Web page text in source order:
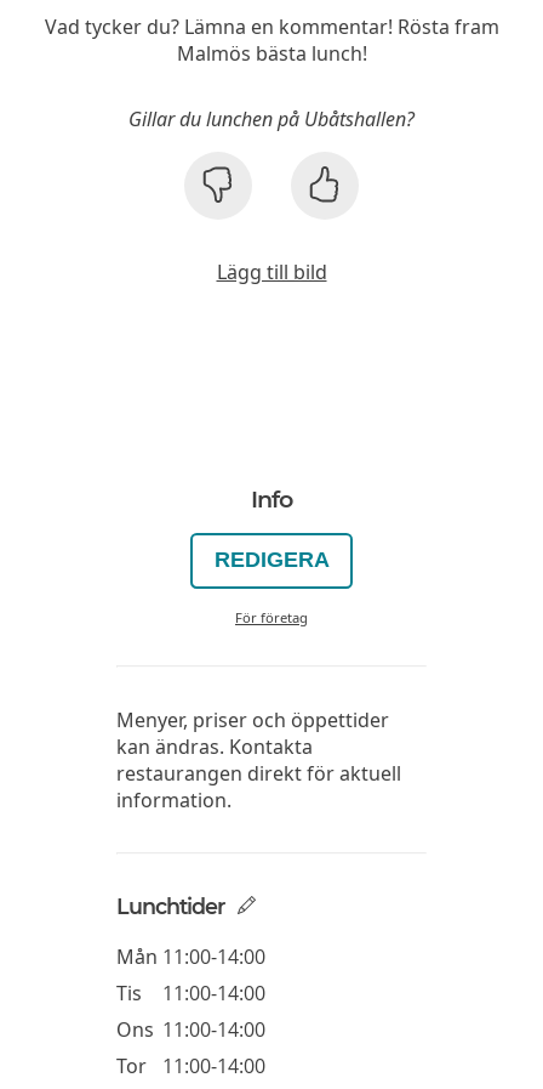
Vad tycker du? Lämna en kommentar! Rösta fram
Malmös bästa lunch!
Gillar du lunchen på Ubåtshallen?
Lägg till bild
Info
REDIGERA
För företag
Menyer, priser och öppettider
kan ändras. Kontakta
restaurangen direkt för aktuell
information.
Lunchtider
Mån 11:00-14:00
Tis
11:00-14:00
Ons 11:00-14:00
Tor
11:00-14:00